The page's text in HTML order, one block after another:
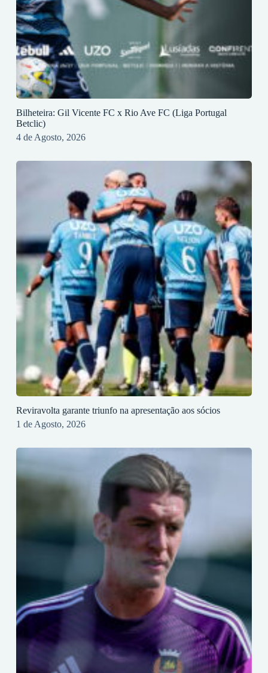
Bilheteira: Gil Vicente FC x Rio Ave FC (Liga Portugal
Betclic)
4 de Agosto, 2026
Reviravolta garante triunfo na apresentação aos sócios
1 de Agosto, 2026